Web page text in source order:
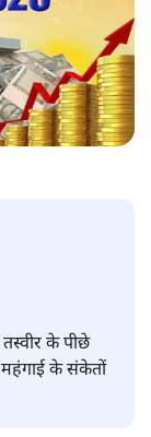
के पीछे
के संकेतों